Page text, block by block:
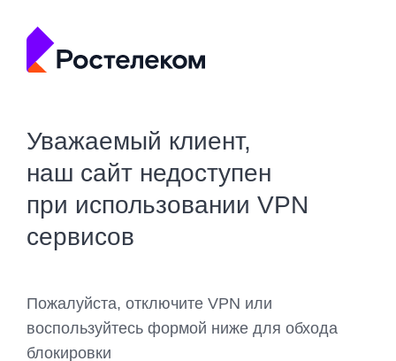
Уважаемый клиент,
наш сайт недоступен
при использовании VPN
сервисов
Пожалуйста, отключите VPN или
воспользуйтесь формой ниже для обхода
блокировки